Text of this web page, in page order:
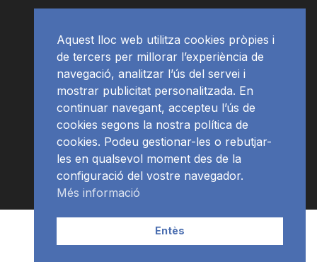
APP Programació
Aquest lloc web utilitza cookies pròpies i
de tercers per millorar l’experiència de
navegació, analitzar l’ús del servei i
mostrar publicitat personalitzada. En
continuar navegant, accepteu l’ús de
cookies segons la nostra política de
cookies. Podeu gestionar-les o rebutjar-
les en qualsevol moment des de la
configuració del vostre navegador.
Més informació
Entès